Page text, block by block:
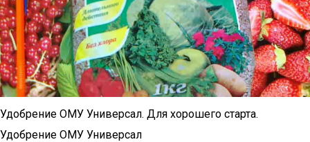
Удобрение ОМУ Универсал. Для хорошего старта.
Удобрение ОМУ Универсал